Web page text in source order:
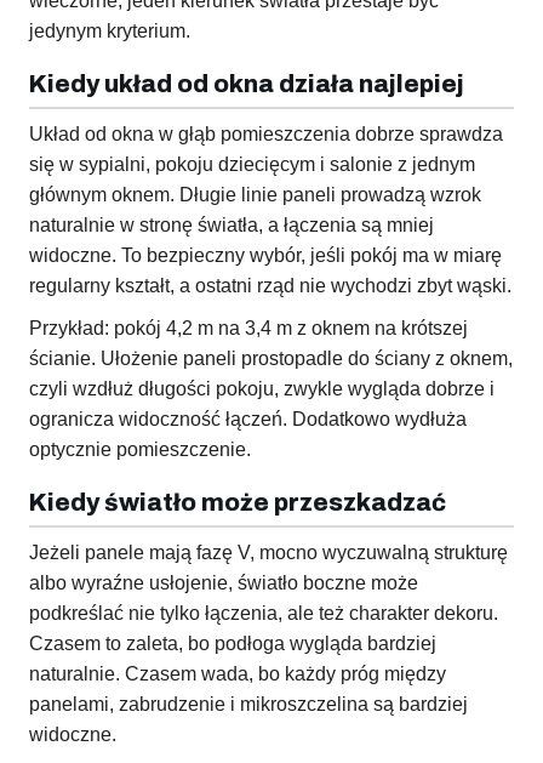
jedynym kryterium.
Kiedy układ od okna działa najlepiej
Układ od okna w głąb pomieszczenia dobrze sprawdza
się w sypialni, pokoju dziecięcym i salonie z jednym
głównym oknem. Długie linie paneli prowadzą wzrok
naturalnie w stronę światła, a łączenia są mniej
widoczne. To bezpieczny wybór, jeśli pokój ma w miarę
regularny kształt, a ostatni rząd nie wychodzi zbyt wąski.
Przykład: pokój 4,2 m na 3,4 m z oknem na krótszej
ścianie. Ułożenie paneli prostopadle do ściany z oknem,
czyli wzdłuż długości pokoju, zwykle wygląda dobrze i
ogranicza widoczność łączeń. Dodatkowo wydłuża
optycznie pomieszczenie.
Kiedy światło może przeszkadzać
Jeżeli panele mają fazę V, mocno wyczuwalną strukturę
albo wyraźne usłojenie, światło boczne może
podkreślać nie tylko łączenia, ale też charakter dekoru.
Czasem to zaleta, bo podłoga wygląda bardziej
naturalnie. Czasem wada, bo każdy próg między
panelami, zabrudzenie i mikroszczelina są bardziej
widoczne.